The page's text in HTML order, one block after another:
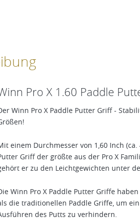
Pro X 1.60 Paddle
Winn Pro X Paddle Putter Griff -
einem Durchmesser von 1,60 Inch
Griff der größte aus der Pro X
er zu den Leichtgewichten unter
Winn Pro X Paddle Putter Griffe
die traditionellen Paddle Griffe, um
des Putts zu verhindern.